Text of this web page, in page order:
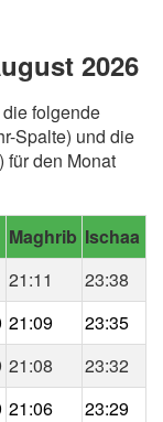
2026
folgende
Spalte) und die
für den Monat
Maghrib Ischaa
21:11
23:38
21:09
23:35
21:08
23:32
21:06
23:29